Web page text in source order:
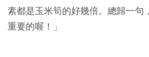
素都是玉米筍的好幾倍。總歸一句
重要的喔！」